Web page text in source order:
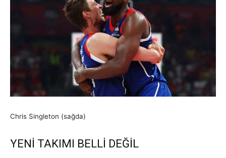
Chris Singleton (sağda)
YENİ TAKIMI BELLİ DEĞİL